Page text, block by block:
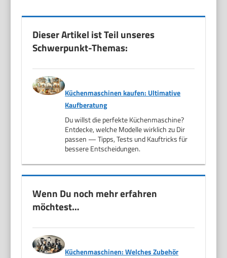
Dieser Artikel ist Teil unseres
Schwerpunkt-Themas:
Küchenmaschinen kaufen: Ultimative
Kaufberatung
Du willst die perfekte Küchenmaschine?
Entdecke, welche Modelle wirklich zu Dir
passen — Tipps, Tests und Kauftricks für
bessere Entscheidungen.
Wenn Du noch mehr erfahren
möchtest…
Küchenmaschinen: Welches Zubehör